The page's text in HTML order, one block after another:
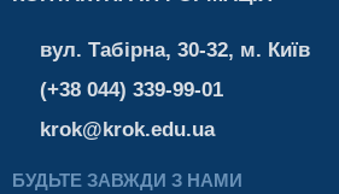
вул. Табірна, 30-32, м. Київ
(+38 044) 339-99-01
krok@krok.edu.ua
БУДЬТЕ ЗАВЖДИ З НАМИ